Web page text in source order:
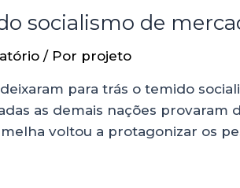
socialismo de
/ Por projeto
para trás o temido
as demais nações provaram
voltou a protagonizar os